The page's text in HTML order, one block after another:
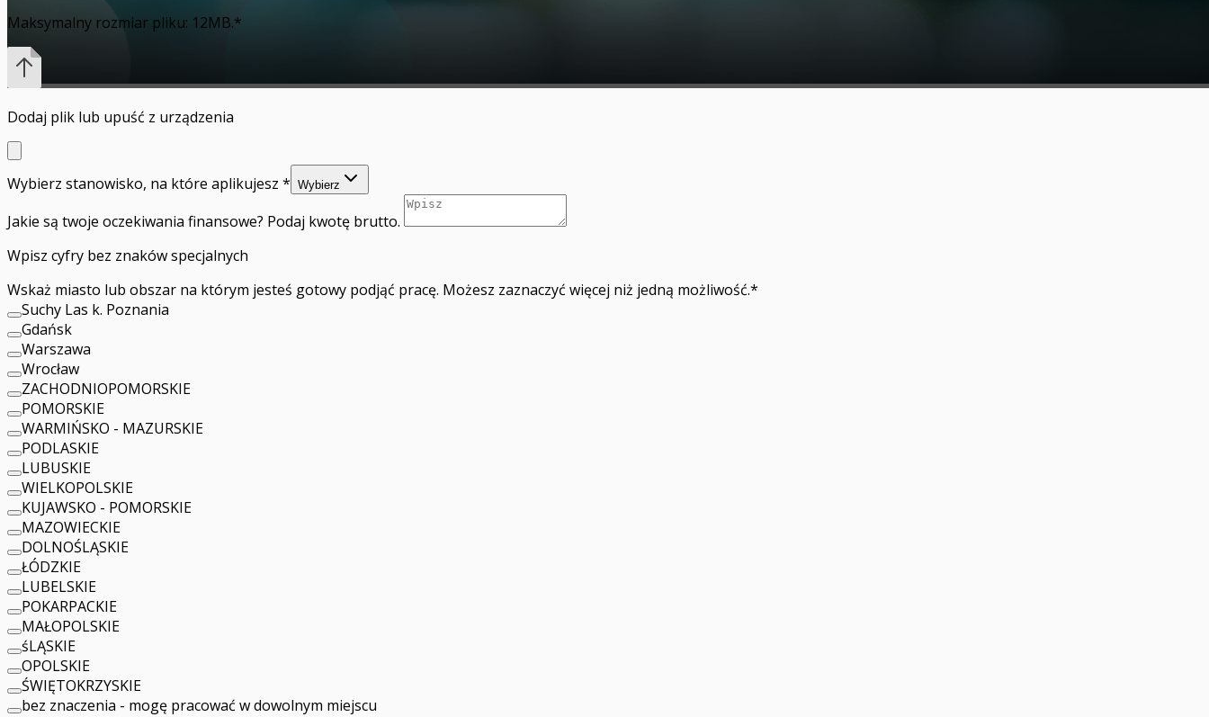
Maksymalny rozmiar pliku: 12MB.*
Dodaj plik lub upuść z urządzenia
Wybierz stanowisko, na które aplikujesz * Wybierz
Jakie są twoje oczekiwania finansowe? Podaj kwotę brutto.
Wpisz cyfry bez znaków specjalnych
Wskaż miasto lub obszar na którym jesteś gotowy podjąć pracę. Możesz zaznaczyć więcej niż jedną możliwość.*
Suchy Las k. Poznania
Gdańsk
Warszawa
Wrocław
ZACHODNIOPOMORSKIE
POMORSKIE
WARMIŃSKO - MAZURSKIE
PODLASKIE
LUBUSKIE
WIELKOPOLSKIE
KUJAWSKO - POMORSKIE
MAZOWIECKIE
DOLNOŚLĄSKIE
ŁÓDZKIE
LUBELSKIE
POKARPACKIE
MAŁOPOLSKIE
śLĄSKIE
OPOLSKIE
ŚWIĘTOKRZYSKIE
bez znaczenia - mogę pracować w dowolnym miejscu